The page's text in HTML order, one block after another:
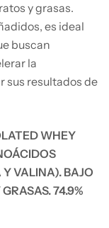
y grasas.
es ideal
buscan
la
sus resultados de
WHEY
VALINA). BAJO
74.9%